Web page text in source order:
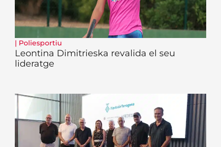
| Poliesportiu
Leontina Dimitrieska revalida el seu
lideratge